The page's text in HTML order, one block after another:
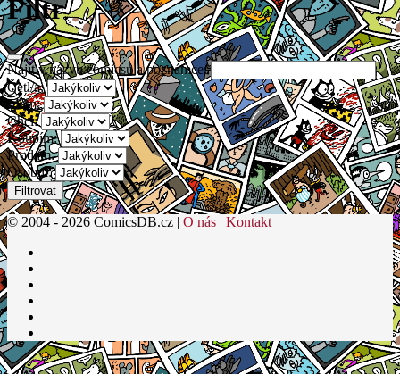
Filtr
Najít v názvu comicsu a poznámce:
Četl/a:
Mám:
Chci:
Koupím:
Prodám:
Osobní:
Filtrovat
© 2004 - 2026 ComicsDB.cz | O nás | Kontakt